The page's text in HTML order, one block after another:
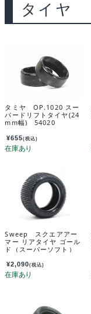
タイヤ
タミヤ OP.1020 スー
パードリフトタイヤ(24
mm幅) 54020
¥655(税込)
Sweep スクエアアー
マー リアタイヤ ゴール
ド（スーパーソフト）
ンセルインナー付/２個
入 SW-106GM
¥2,090(税込)